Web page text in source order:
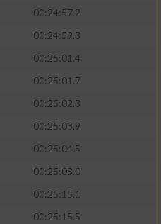
00:24:57.2
00:24:59.3
00:25:01.4
00:25:01.7
00:25:02.3
00:25:03.9
00:25:04.5
00:25:08.0
00:25:15.1
00:25:15.5